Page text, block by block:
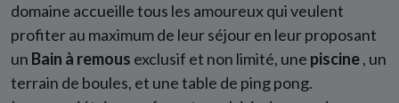
domaine accueille tous les amoureux qui veulent
profiter au maximum de leur séjour en leur proposant
un Bain à remous exclusif et non limité, une piscine, un
terrain de boules, et une table de ping pong.